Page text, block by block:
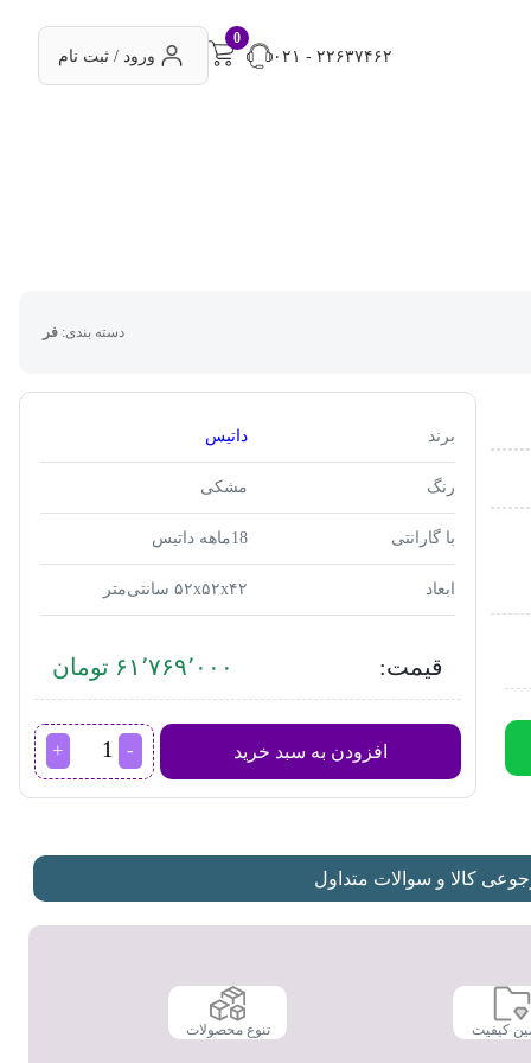
۰۲۱ - ۲۲۶۳۷۴۶۲
0
ورود / ثبت نام
دسته بندی: فر
برند داتیس
رنگ مشکی
با گارانتی 18ماهه داتیس
ابعاد ۵۲x۵۲x۴۲ سانتی‌متر
قیمت: ۶۱٬۷۶۹٬۰۰۰ تومان
افزودن به سبد خرید
فر
برقی
745
کالا و سوالات متداول
کیفیت تنوع محصولات